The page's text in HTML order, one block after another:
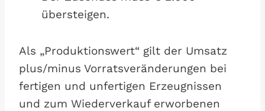
übersteigen.
Als „Produktionswert“ gilt der Umsatz
plus/minus Vorratsveränderungen bei
fertigen und unfertigen Erzeugnissen
und zum Wiederverkauf erworbenen